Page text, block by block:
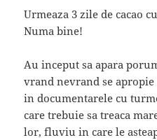
Urmeaza 3 zile de cacao
Numa bine!
Au inceput sa apara
vrand nevrand se apropie
in documentarele cu
care trebuie sa treaca
lor, fluviu in care le